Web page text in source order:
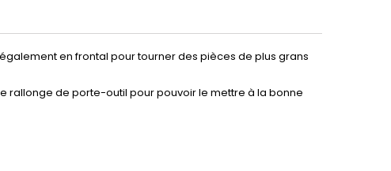
en frontal pour tourner des pièces de plus grans
rallonge de porte-outil pour pouvoir le mettre à la bonne